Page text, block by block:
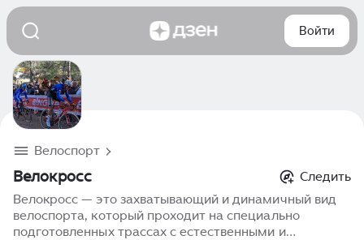
Войти
Велоспорт
Велокросс
Следить
Велокросс — это захватывающий и динамичный вид
велоспорта, который проходит на специально
подготовленных трассах с естественными и